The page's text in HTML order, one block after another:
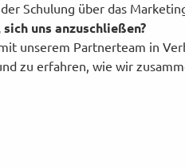
Schulung über das
uns anzuschließen?
unserem Partnerteam in
zu erfahren, wie wir